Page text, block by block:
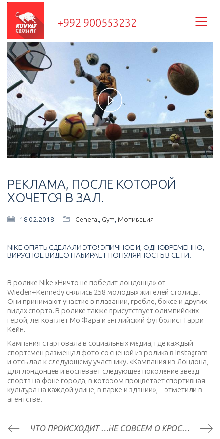
+992 900553232
Play
Video
РЕКЛАМА, ПОСЛЕ КОТОРОЙ
ХОЧЕТСЯ В ЗАЛ.
18.02.2018 General Gym Мотивация
NIKE ОПЯТЬ СДЕЛАЛИ ЭТО! ЭПИЧНОЕ И, ОДНОВРЕМЕННО,
ВИРУСНОЕ ВИДЕО НАБИРАЕТ ПОПУЛЯРНОСТЬ В СЕТИ.
В ролике Nike «Ничто не победит лондонца» от
Wieden+Kennedy снялись 258 молодых жителей столицы.
Они принимают участие в плавании, гребле, боксе и других
видах спорта. В ролике также присутствует олимпийских
герой, легкоатлет Мо Фара и английский футболист Гарри
Кейн.
Кампания стартовала в социальных медиа, где каждый
спортсмен размещал фото со сценой из ролика в Instagram
и отсылал к следующему участнику. «Кампания из Лондона,
для лондонцев и воспевает следующее поколение звезд
спорта на фоне города, в котором процветает спортивная
культура на каждой улице, в парке и здании», – отметили в
агентстве.
ЧТО ПРОИСХОДИТ С ВАШИМ ТЕЛОМ, КОГДА ВЫ НЕ ТРЕНИРУЕТЕСЬ НЕ СОВСЕМ О КРОССФИТЕ